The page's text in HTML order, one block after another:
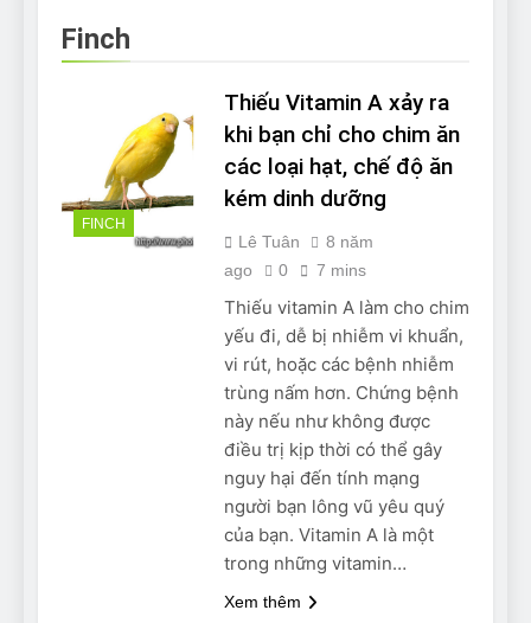
Do Bulldogs Fart? Yes! And
How to Stop It!
7 Năm Ago
The Ultimate Guide to What
Bulldogs Can (and can’t) Eat
Bulldog Anal Gland Problem
and How to Treat It
7 Năm Ago
Can Bulldogs Run Long
Distances?
7 Năm Ago
Can Bulldogs Play Fetch?
And How to Train Them!
7 Năm Ago
How Often Do I Need to
Groom My Bulldog
7 Năm Ago
Finch
FINCH
Thiếu Vitamin A xảy ra
khi bạn chỉ cho chim ăn
các loại hạt, chế độ ăn
kém dinh dưỡng
Lê Tuân
8 năm
ago
0 7 mins
Thiếu vitamin A làm cho chim
yếu đi, dễ bị nhiễm vi khuẩn,
vi rút, hoặc các bệnh nhiễm
trùng nấm hơn. Chứng bệnh
này nếu như không được
điều trị kịp thời có thể gây
nguy hại đến tính mạng
người bạn lông vũ yêu quý
của bạn. Vitamin A là một
trong những vitamin…
Xem thêm